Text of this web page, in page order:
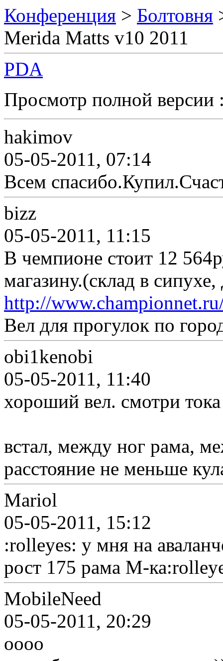
Конференция > Болтовня
Merida Matts v10 2011
PDA
Просмотр полной
hakimov
05-05-2011, 07:14
Всем
bizz
05-05-2011, 11:15
В чемпионе стоит 12
магазину.(склад в
http://
Вел для прогулок по
obi1kenobi
05-05-2011, 11:40
хороший вел. смотри
встал, между ног рама,
расстояние не меньше
Mariol
05-05-2011, 15:12
:rolleyes: у мня на
рост 175 рама М-
MobileNeed
05-05-2011, 20:29
оооо